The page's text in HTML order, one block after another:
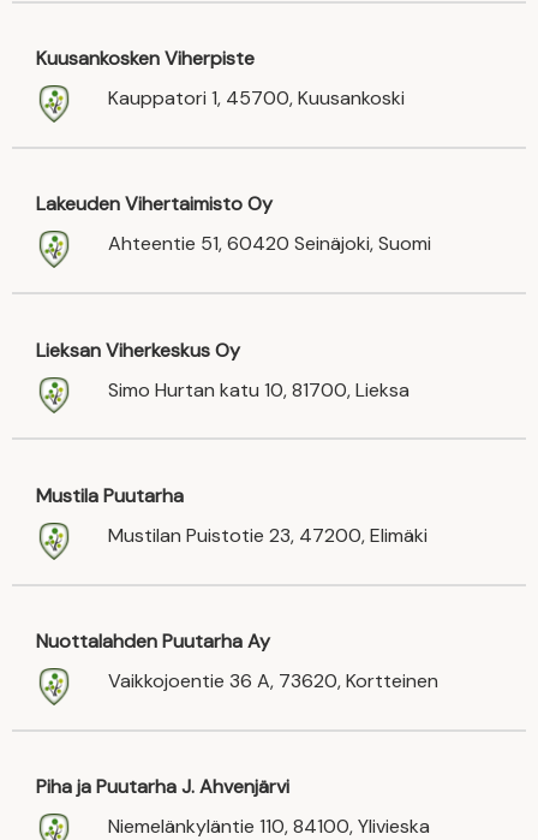
Kuusankosken Viherpiste
Kauppatori 1, 45700, Kuusankoski
Lakeuden Vihertaimisto Oy
Ahteentie 51, 60420 Seinäjoki, Suomi
Lieksan Viherkeskus Oy
Simo Hurtan katu 10, 81700, Lieksa
Mustila Puutarha
Mustilan Puistotie 23, 47200, Elimäki
Nuottalahden Puutarha Ay
Vaikkojoentie 36 A, 73620, Kortteinen
Piha ja Puutarha J. Ahvenjärvi
Niemelänkyläntie 110, 84100, Ylivieska